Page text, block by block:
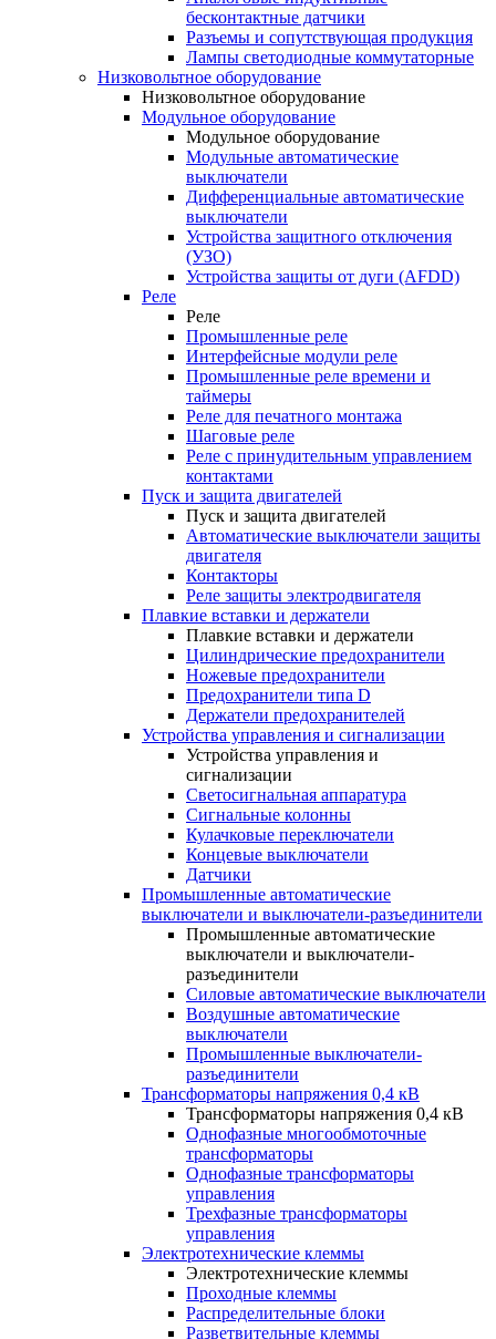
бесконтактные датчики
Разъемы и сопутствующая продукция
Лампы светодиодные коммутаторные
Низковольтное оборудование
Низковольтное оборудование
Модульное оборудование
Модульное оборудование
Модульные автоматические
выключатели
Дифференциальные автоматические
выключатели
Устройства защитного отключения
(УЗО)
Устройства защиты от дуги (AFDD)
Реле
Реле
Промышленные реле
Интерфейсные модули реле
Промышленные реле времени и
таймеры
Реле для печатного монтажа
Шаговые реле
Реле с принудительным управлением
контактами
Пуск и защита двигателей
Пуск и защита двигателей
Автоматические выключатели защиты
двигателя
Контакторы
Реле защиты электродвигателя
Плавкие вставки и держатели
Плавкие вставки и держатели
Цилиндрические предохранители
Ножевые предохранители
Предохранители типа D
Держатели предохранителей
Устройства управления и сигнализации
Устройства управления и
сигнализации
Светосигнальная аппаратура
Сигнальные колонны
Кулачковые переключатели
Концевые выключатели
Датчики
Промышленные автоматические
выключатели и выключатели-разъединители
Промышленные автоматические
выключатели и выключатели-
разъединители
Силовые автоматические выключатели
Воздушные автоматические
выключатели
Промышленные выключатели-
разъединители
Трансформаторы напряжения 0,4 кВ
Трансформаторы напряжения 0,4 кВ
Однофазные многообмоточные
трансформаторы
Однофазные трансформаторы
управления
Трехфазные трансформаторы
управления
Электротехнические клеммы
Электротехнические клеммы
Проходные клеммы
Распределительные блоки
Разветвительные клеммы